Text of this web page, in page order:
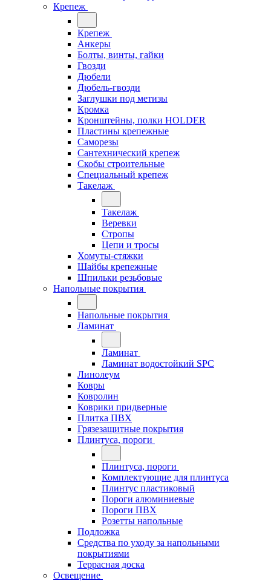
Крепеж
Крепеж
Анкеры
Болты, винты, гайки
Гвозди
Дюбели
Дюбель-гвозди
Заглушки под метизы
Кромка
Кронштейны, полки НОLDER
Пластины крепежные
Саморезы
Сантехнический крепеж
Скобы строительные
Специальный крепеж
Такелаж
Такелаж
Веревки
Стропы
Цепи и тросы
Хомуты-стяжки
Шайбы крепежные
Шпильки резьбовые
Напольные покрытия
Напольные покрытия
Ламинат
Ламинат
Ламинат водостойкий SPC
Линолеум
Ковры
Ковролин
Коврики придверные
Плитка ПВХ
Грязезащитные покрытия
Плинтуса, пороги
Плинтуса, пороги
Комплектующие для плинтуса
Плинтус пластиковый
Пороги алюминиевые
Пороги ПВХ
Розетты напольные
Подложка
Средства по уходу за напольными
покрытиями
Террасная доска
Освещение